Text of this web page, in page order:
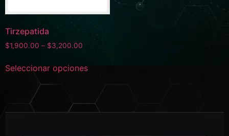
Tirzepatida
$1,900.00 – $3,200.00
Seleccionar opciones